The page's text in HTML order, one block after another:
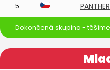
5
Dokončená skupina -